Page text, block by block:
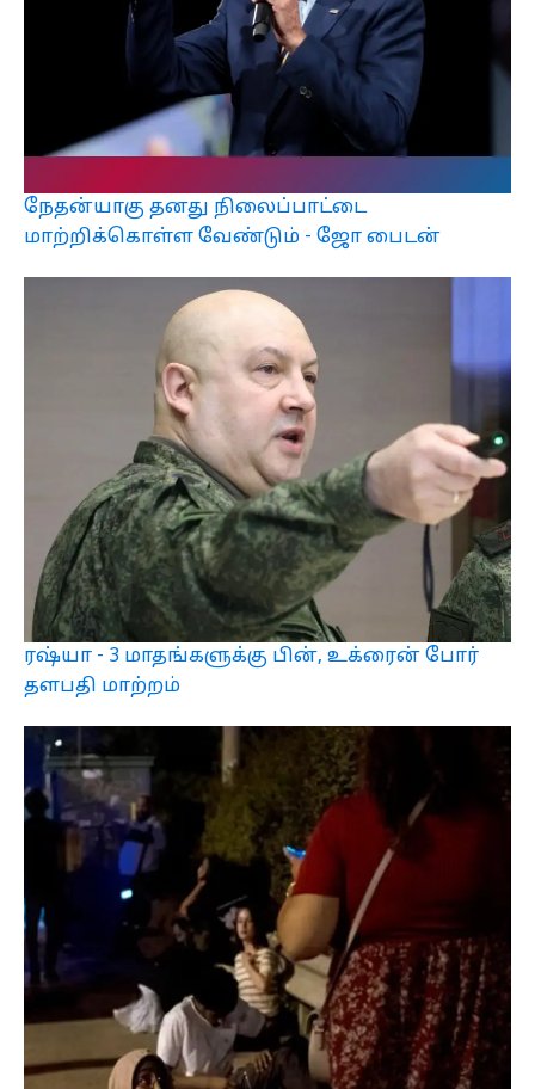
நேதன்யாகு தனது நிலைப்பாட்டை
மாற்றிக்கொள்ள வேண்டும் - ஜோ பைடன்
ரஷ்யா - 3 மாதங்களுக்கு பின், உக்ரைன் போர்
தளபதி மாற்றம்